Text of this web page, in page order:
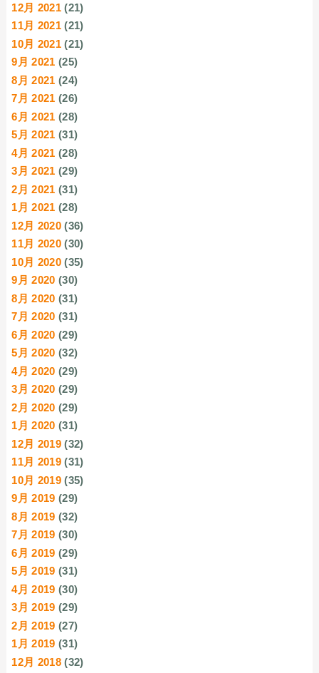
12月 2021 (21)
11月 2021 (21)
10月 2021 (21)
9月 2021 (25)
8月 2021 (24)
7月 2021 (26)
6月 2021 (28)
5月 2021 (31)
4月 2021 (28)
3月 2021 (29)
2月 2021 (31)
1月 2021 (28)
12月 2020 (36)
11月 2020 (30)
10月 2020 (35)
9月 2020 (30)
8月 2020 (31)
7月 2020 (31)
6月 2020 (29)
5月 2020 (32)
4月 2020 (29)
3月 2020 (29)
2月 2020 (29)
1月 2020 (31)
12月 2019 (32)
11月 2019 (31)
10月 2019 (35)
9月 2019 (29)
8月 2019 (32)
7月 2019 (30)
6月 2019 (29)
5月 2019 (31)
4月 2019 (30)
3月 2019 (29)
2月 2019 (27)
1月 2019 (31)
12月 2018 (32)